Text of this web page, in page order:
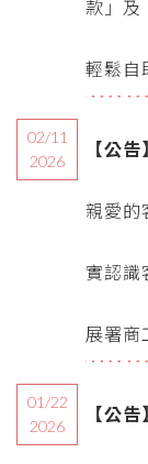
款」及
輕鬆自
02/11
2026
【公
服務重
親愛的
實認識
展署商
01/22
2026
【公